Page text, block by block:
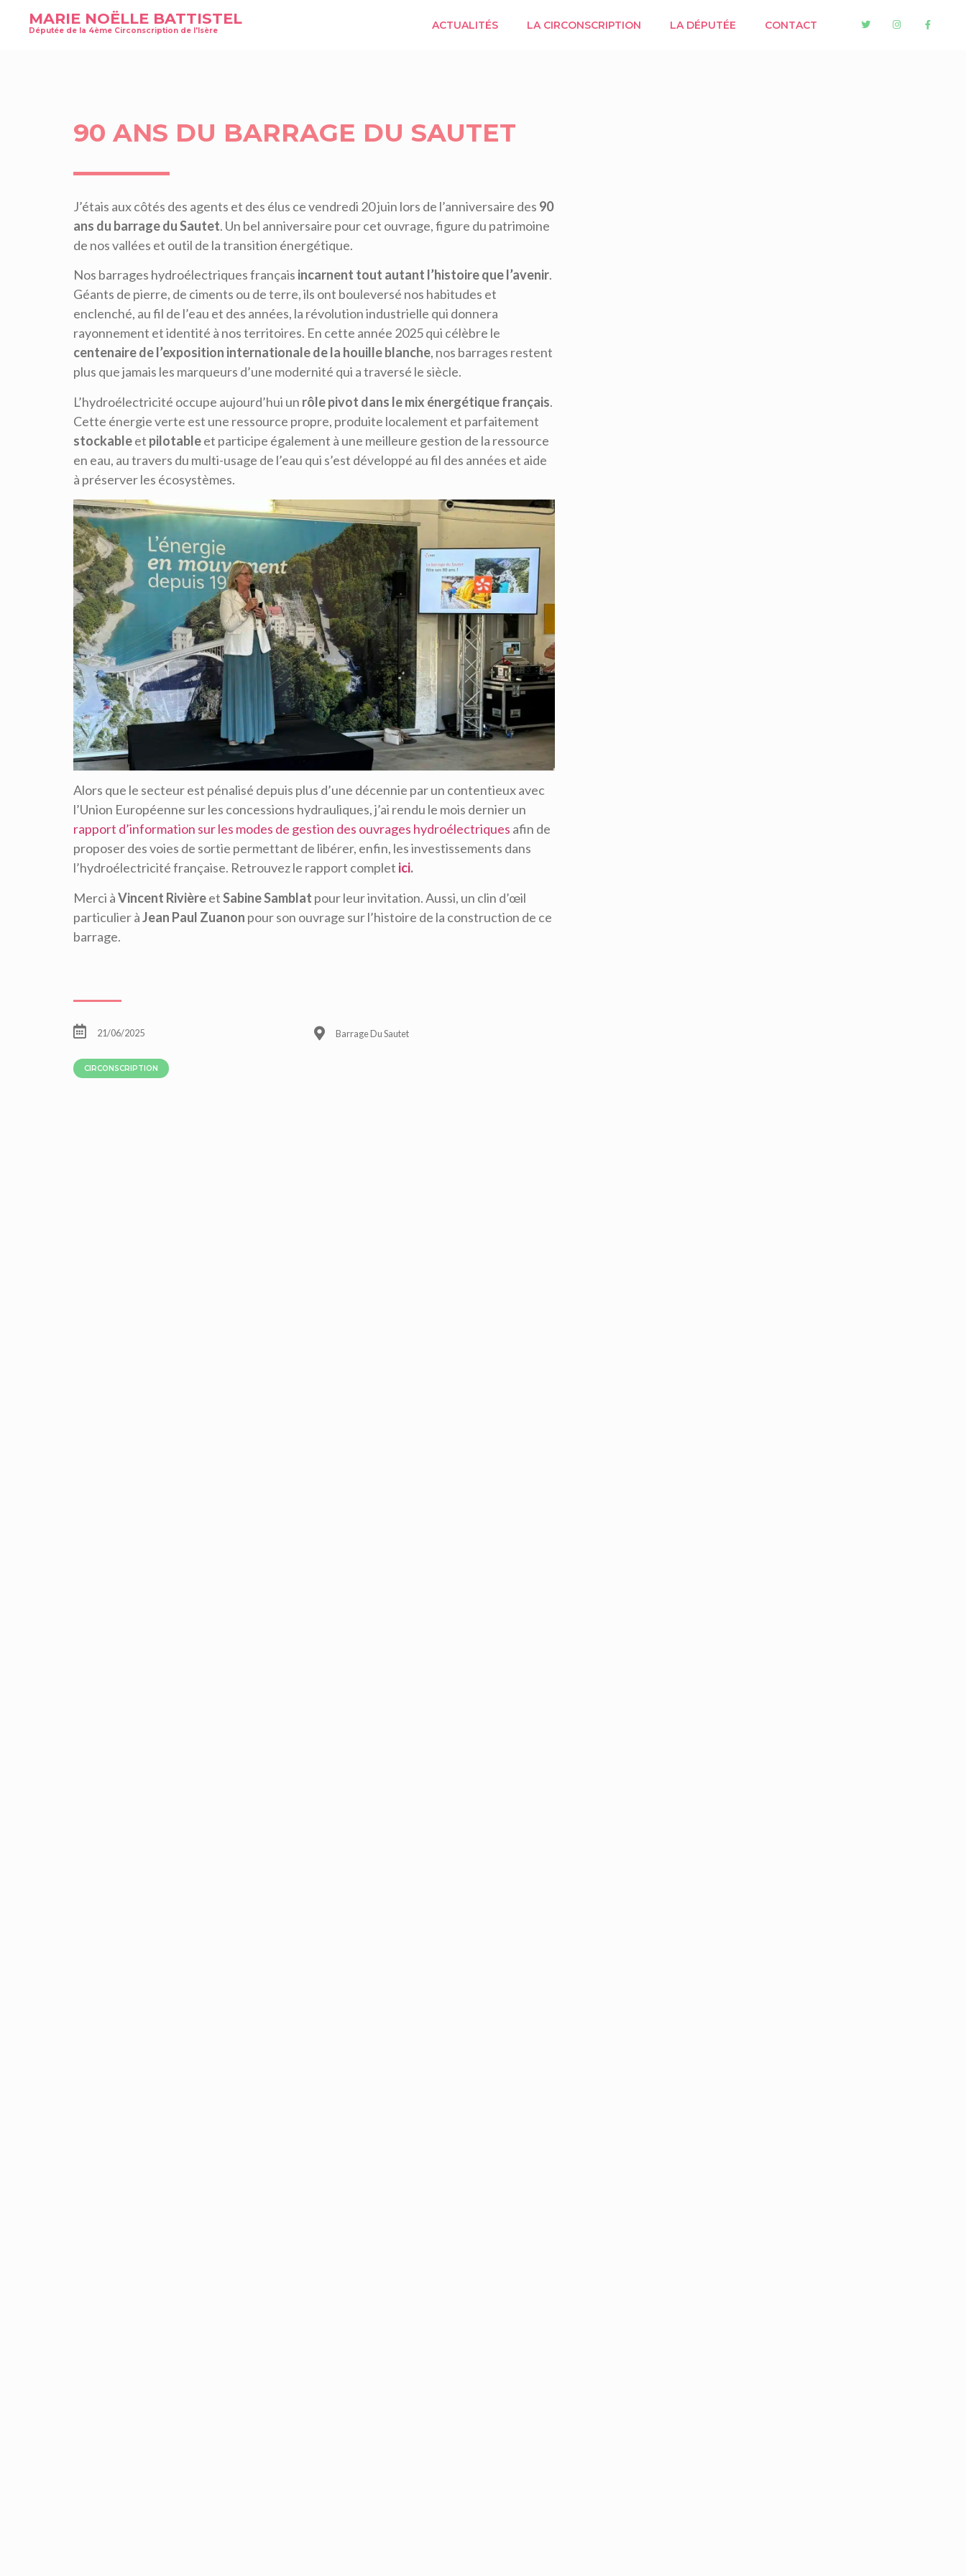
MARIE NOËLLE BATTISTEL
Députée de la 4ème Circonscription de l'Isère ACTUALITÉS LA CIRCONSCRIPTION LA DÉPUTÉE CONTACT
90 ANS DU BARRAGE DU SAUTET
J’étais aux côtés des agents et des élus ce vendredi 20 juin lors de l’anniversaire des 90
ans du barrage du Sautet. Un bel anniversaire pour cet ouvrage, figure du patrimoine
de nos vallées et outil de la transition énergétique.
Nos barrages hydroélectriques français incarnent tout autant l’histoire que l’avenir.
Géants de pierre, de ciments ou de terre, ils ont bouleversé nos habitudes et
enclenché, au fil de l’eau et des années, la révolution industrielle qui donnera
rayonnement et identité à nos territoires. En cette année 2025 qui célèbre le
centenaire de l’exposition internationale de la houille blanche, nos barrages restent
plus que jamais les marqueurs d’une modernité qui a traversé le siècle.
L’hydroélectricité occupe aujourd’hui un rôle pivot dans le mix énergétique français.
Cette énergie verte est une ressource propre, produite localement et parfaitement
stockableet pilotableet participe également à une meilleure gestion de la ressource
en eau, au travers du multi-usage de l’eau qui s’est développé au fil des années et aide
à préserver les écosystèmes.
Alors que le secteur est pénalisé depuis plus d’une décennie par un contentieux avec
l’Union Européenne sur les concessions hydrauliques, j’ai rendu le mois dernier un
rapport d’information sur les modes de gestion des ouvrages hydroélectriques afin de
proposer des voies de sortie permettant de libérer, enfin, les investissements dans
l’hydroélectricité française. Retrouvez le rapport complet ici.
Merci àVincent RivièreetSabine Samblat pour leur invitation. Aussi, un clin d’œil
particulier àJean Paul Zuanon pour son ouvrage sur l’histoire de la construction de ce
barrage.
21/06/2025 Barrage Du Sautet
CIRCONSCRIPTION